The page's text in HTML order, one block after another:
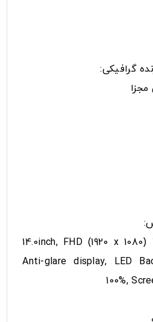
گرافیکی:
14.0inch, FHD (1920 x
Anti-glare display, LED
100%,